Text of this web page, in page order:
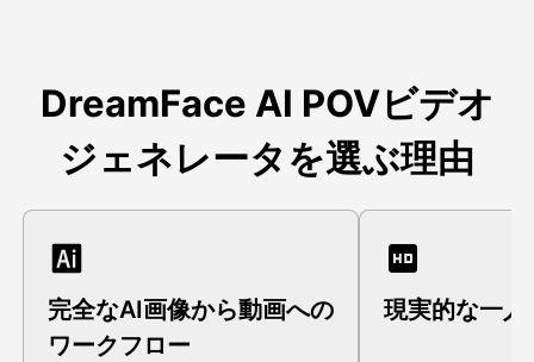
DreamFace AI POVビデオ
ジェネレータを選ぶ理由
完全なAI画像から動画への
ワークフロー
現実的な一人